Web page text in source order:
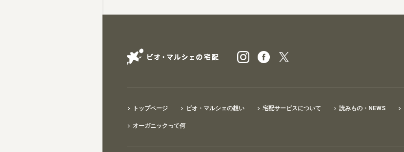
ビオ・マルシェの宅配
トップページ ビオ・マルシェの想い 宅配サービスについて 読みもの・NEWS
オーガニックって何